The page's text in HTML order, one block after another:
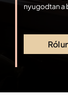
nyugodtan a